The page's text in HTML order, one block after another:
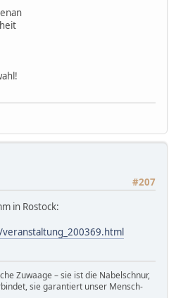
#207
in Rostock:
Zuwaage – sie ist die Nabelschnur,
sie garantiert unser Mensch-